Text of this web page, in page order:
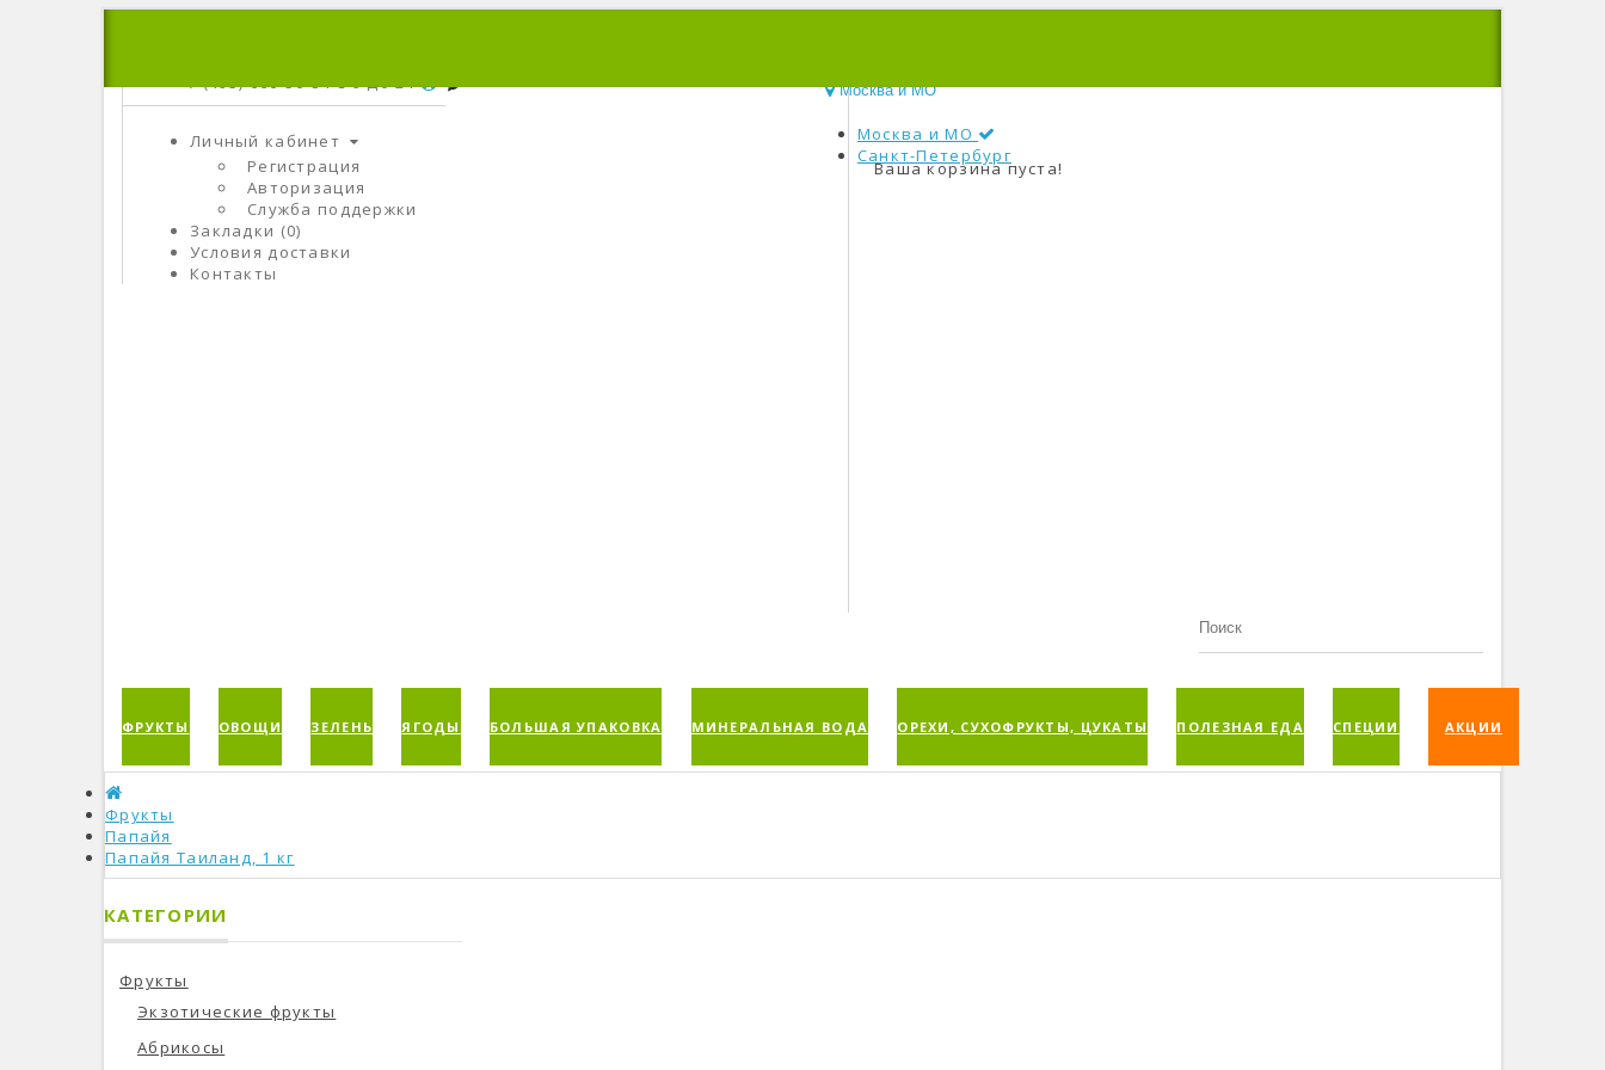
+7 (495) 666-56-84C 9 До 21
Личный кабинет
Регистрация
Авторизация
Служба поддержки
Закладки (0)
Условия доставки
Контакты
Ваша корзина пуста!
Москва и МО
Москва и МО
Санкт-Петербург
ФРУКТЫ ОВОЩИ ЗЕЛЕНЬ ЯГОДЫ БОЛЬШАЯ УПАКОВКА МИНЕРАЛЬНАЯ ВОДА ОРЕХИ, СУХОФРУКТЫ, ЦУКАТЫ ПОЛЕЗНАЯ ЕДА СПЕЦИИ АКЦИИ
Фрукты
Папайя
Папайя Таиланд, 1 кг
КАТЕГОРИИ
Фрукты
Экзотические фрукты
Абрикосы